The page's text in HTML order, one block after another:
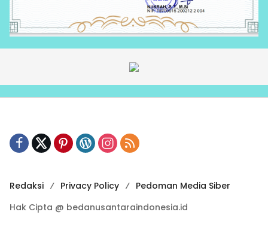
Redaksi Privacy Policy
Pedoman Media Siber
Hak Cipta @ bedanusantaraindonesia.id